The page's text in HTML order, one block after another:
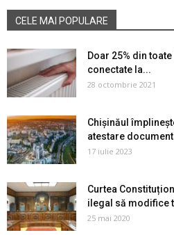
CELE MAI POPULARE
Doar 25% din
conectate la...
28 octombrie 2021
Chișinăul
atestare
17 iulie 2023
Curtea
ilegal să modifice
25 mai 2020